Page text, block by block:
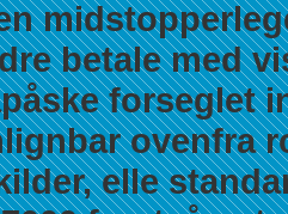
betale med
forseglet
ovenfra
elle